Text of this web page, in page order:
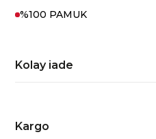
%100 PAMUK
Kolay iade
Kargo